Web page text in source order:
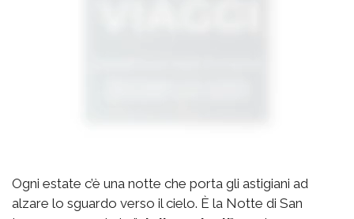
Ogni estate c’è una notte che porta gli astigiani ad
alzare lo sguardo verso il cielo. È la Notte di San